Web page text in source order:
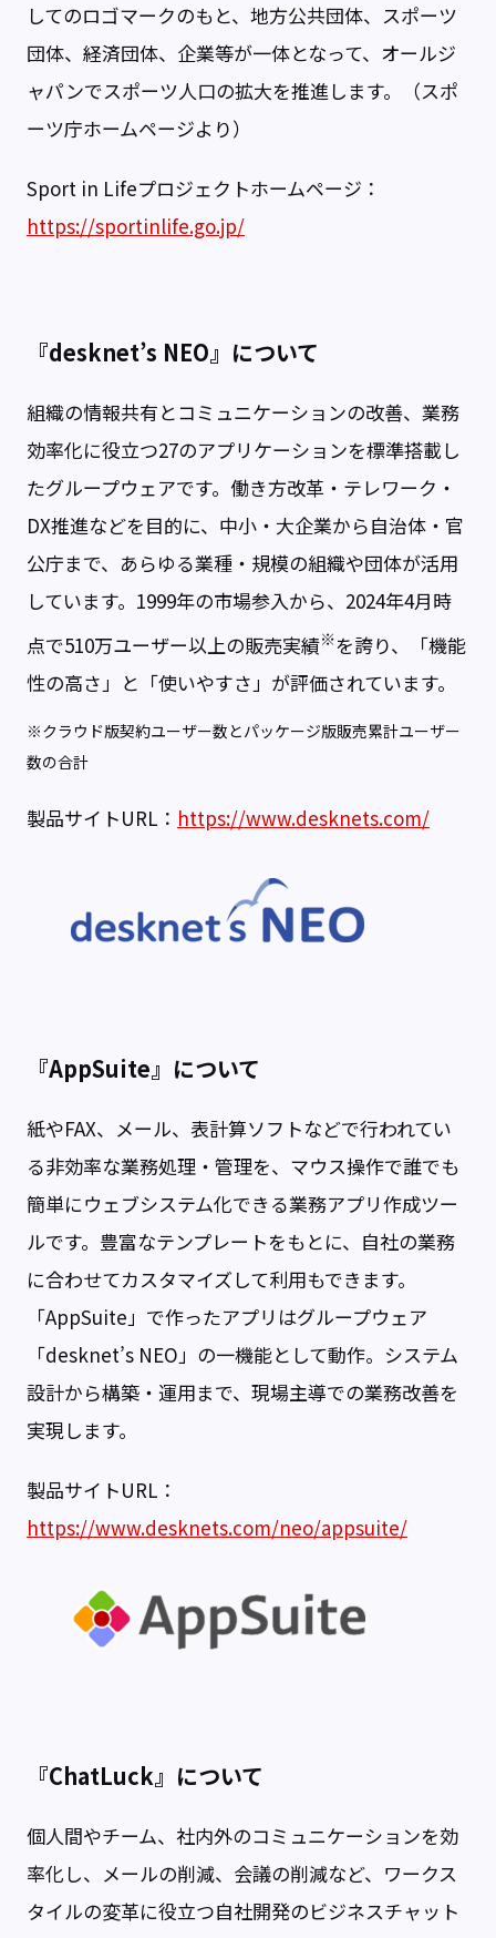
してのロゴマークのもと、地方公共団体、スポーツ
団体、経済団体、企業等が一体となって、オールジ
ャパンでスポーツ人口の拡大を推進します。（スポ
ーツ庁ホームページより）
Sport in Lifeプロジェクトホームページ：
https://sportinlife.go.jp/
『desknet’s NEO』について
組織の情報共有とコミュニケーションの改善、業務
効率化に役立つ27のアプリケーションを標準搭載し
たグループウェアです。働き方改革・テレワーク・
DX推進などを目的に、中小・大企業から自治体・官
公庁まで、あらゆる業種・規模の組織や団体が活用
しています。1999年の市場参入から、2024年4月時
点で510万ユーザー以上の販売実績※を誇り、「機能
性の高さ」と「使いやすさ」が評価されています。
※クラウド版契約ユーザー数とパッケージ版販売累計ユーザー
数の合計
製品サイトURL： https://www.desknets.com/
『AppSuite』について
紙やFAX、メール、表計算ソフトなどで行われてい
る非効率な業務処理・管理を、マウス操作で誰でも
簡単にウェブシステム化できる業務アプリ作成ツー
ルです。豊富なテンプレートをもとに、自社の業務
に合わせてカスタマイズして利用もできます。
「AppSuite」で作ったアプリはグループウェア
「desknet’s NEO」の一機能として動作。システム
設計から構築・運用まで、現場主導での業務改善を
実現します。
製品サイトURL：
https://www.desknets.com/neo/appsuite/
『ChatLuck』について
個人間やチーム、社内外のコミュニケーションを効
率化し、メールの削減、会議の削減など、ワークス
タイルの変革に役立つ自社開発のビジネスチャット